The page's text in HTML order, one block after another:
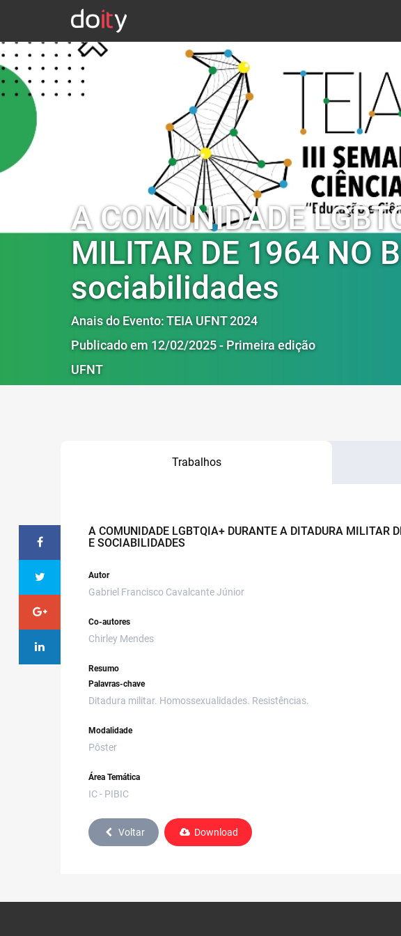
A COMUNIDADE
MILITAR DE 1964 NO
sociabilidades
Anais do Evento: TEIA UFNT 2024
Publicado em 12/02/2025 - Primeira edição
UFNT
Trabalhos
A COMUNIDADE LGBTQIA+ DURANTE A DITADURA MILITAR
E SOCIABILIDADES
Autor
Gabriel Francisco Cavalcante Júnior
Co-autores
Chirley Mendes
Resumo
Palavras-chave
Ditadura militar. Homossexualidades. Resistências.
Modalidade
Pôster
Área Temática
IC - PIBIC
Voltar Download